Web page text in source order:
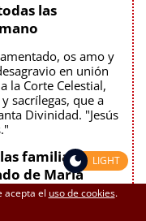
las
os amo y
en unión
la Corte Celestial,
sacrílegas, que a
Divinidad. "Jesús
familias y
de María
consagro a ti y te
en él hay, a tu
acepta el uso de cookies.
LIGHT